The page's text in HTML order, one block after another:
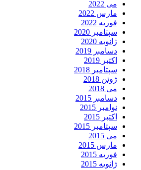
می 2022
مارس 2022
فوریه 2022
سپتامبر 2020
ژانویه 2020
دسامبر 2019
اکتبر 2019
سپتامبر 2018
ژوئن 2018
می 2018
دسامبر 2015
نوامبر 2015
اکتبر 2015
سپتامبر 2015
می 2015
مارس 2015
فوریه 2015
ژانویه 2015